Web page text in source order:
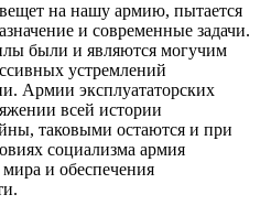
на нашу армию, пытается
и современные задачи.
были и являются могучим
устремлений
Армии эксплуататорских
всей истории
таковыми остаются и при
социализма армия
и обеспечения